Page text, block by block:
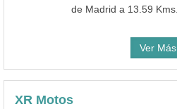
de Madrid a 13.59
Ver Más
XR Motos